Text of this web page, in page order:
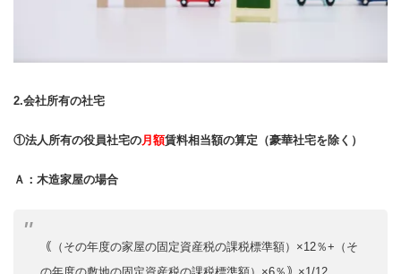
2.会社所有の社宅
①法人所有の役員社宅の月額賃料相当額の算定（豪華社宅を除く）
Ａ：木造家屋の場合
｟（その年度の家屋の固定資産税の課税標準額）×12％+（そ